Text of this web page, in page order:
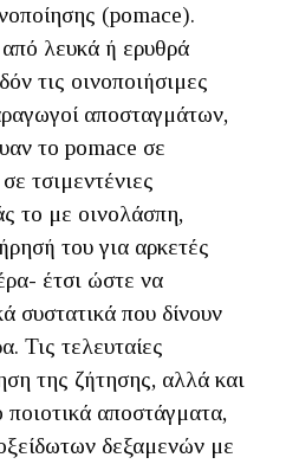
(pomace).
λευκά ή ερυθρά
τις οινοποιήσιμες
αποσταγμάτων,
το pomace σε
τσιμεντένιες
το με οινολάσπη,
του για αρκετές
έτσι ώστε να
συστατικά που δίνουν
Τις τελευταίες
της ζήτησης, αλλά και
ποιοτικά αποστάγματα,
δεξαμενών με